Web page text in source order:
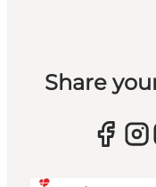
Share